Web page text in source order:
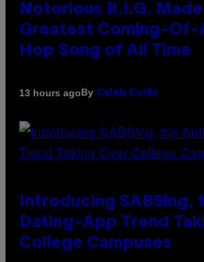
Notorious B.I.G.
Greatest Coming-Of-
Hop Song of All Time
13 hours agoBy Caleb Catlin
Introducing SABSing,
Dating-App Trend
College Campuses